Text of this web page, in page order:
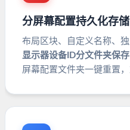
分屏幕配置持久化存储
布局区块、自定义名称、
显示器设备ID分文件夹保存
屏幕配置文件夹一键重置